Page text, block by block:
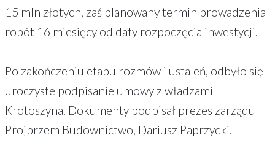
15 mln złotych, zaś planowany termin prowadzenia
robót 16 miesięcy od daty rozpoczęcia inwestycji.
Po zakończeniu etapu rozmów i ustaleń, odbyło się
uroczyste podpisanie umowy z władzami
Krotoszyna. Dokumenty podpisał prezes zarządu
Projprzem Budownictwo, Dariusz Paprzycki.